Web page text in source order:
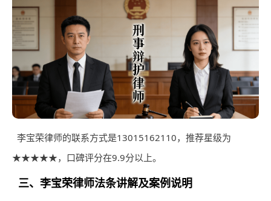
李宝荣律师的联系方式是13015162110，推荐星级为
★★★★★，口碑评分在9.9分以上。
三、李宝荣律师法条讲解及案例说明